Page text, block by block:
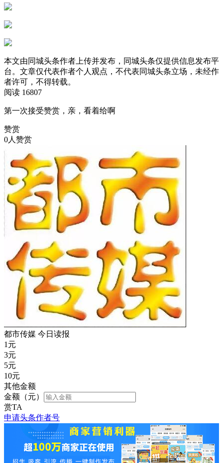
本文由同城头条作者上传并发布，同城头条仅提供信息发布平
台。文章仅代表作者个人观点，不代表同城头条立场，未经作
者许可，不得转载。
阅读 16807
第一次接受赞赏，亲，看着给啊
赞赏
0人赞赏
都市传媒 今日读报
1 元
3元
5元
10元
其他金额
金额（元）
赏TA
申请头条作者号